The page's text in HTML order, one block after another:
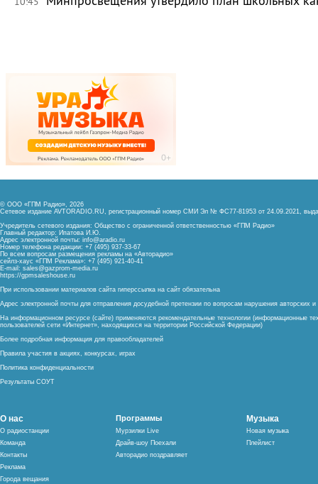
© ООО «ГПМ Радио», 2026
Сетевое издание AVTORADIO.RU, регистрационный номер СМИ Эл № ФС77-81953 от 24.09.2021,
Учредитель сетевого издания: Общество с ограниченной ответственностью «ГПМ Радио»
Главный редактор: Ипатова И.Ю.
Адрес электронной почты: info@aradio.ru
Номер телефона редакции: +7 (495) 937-33-67
По всем вопросам размещения рекламы на «Авторадио»
сейлз-хаус «ГПМ Реклама»: +7 (495) 921-40-41
E-mail: sales@gazprom-media.ru
https://gpmsaleshouse.ru
При использовании материалов сайта гиперссылка на сайт обязательна
Адрес электронной почты для отправления досудебной претензии по вопросам нарушения авторских
На информационном ресурсе (сайте) применяются рекомендательные технологии (информационные
пользователей сети «Интернет», находящихся на территории Российской Федерации)
Более подробная информация для правообладателей
Правила участия в акциях, конкурсах, играх
Политика конфиденциальности
Результаты СОУТ
О нас
О радиостанции
Команда
Контакты
Реклама
Города вещания
Программы
Мурзилки Live
Драйв-шоу Поехали
Авторадио поздравляет
Музыка
Новая музыка
Плейлист